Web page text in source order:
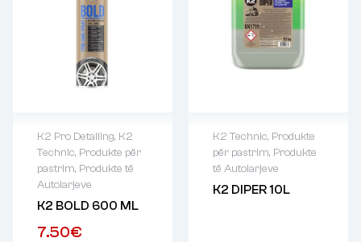
K2 Pro Detailing, K2
Technic, Produkte për
pastrim, Produkte të
Autolarjeve
K2 BOLD 600 ML
7.50€
K2 Technic, Produkte
për pastrim, Produkte
të Autolarjeve
K2 DIPER 10L